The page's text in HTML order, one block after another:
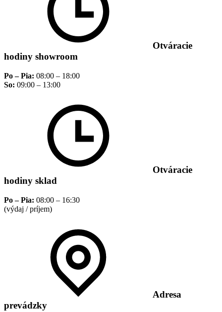
Otváracie
hodiny showroom
Po – Pia: 08:00 – 18:00
So: 09:00 – 13:00
Otváracie
hodiny sklad
Po – Pia: 08:00 – 16:30
(výdaj / príjem)
Adresa
prevádzky